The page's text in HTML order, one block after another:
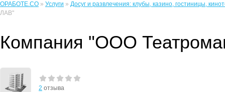
ОРАБОТЕ.CO » Услуги » Досуг и развлечения: клубы, казино, гостиницы,
ЛАВ"
Компания "ООО
2 отзыва